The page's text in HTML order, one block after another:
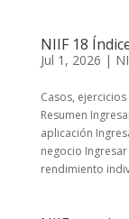
NIIF 18
Jul 1, 2026 |
Casos,
Resumen
aplicación
negocio
rendimiento